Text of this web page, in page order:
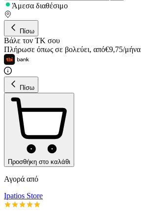
Άμεσα διαθέσιμο
Πίσω
Βάλε τον ΤΚ σου
Πλήρωσε όπως σε βολεύει, από€9,75/μήνα
Πίσω
Προσθήκη στο καλάθι
Αγορά από
Ipatios Store